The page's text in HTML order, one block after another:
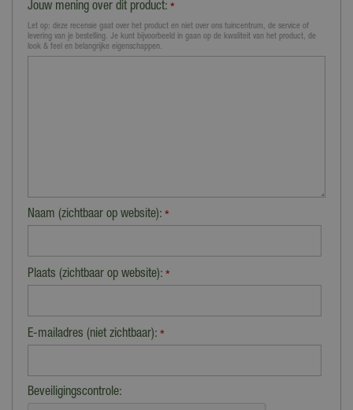
Jouw mening over dit product: *
Let op: deze recensie gaat over het product en niet over ons tuincentrum, de service of
levering van je bestelling. Je kunt bijvoorbeeld in gaan op de kwaliteit van het product, de
look & feel en belangrijke eigenschappen.
Naam (zichtbaar op website): *
Plaats (zichtbaar op website): *
E-mailadres (niet zichtbaar): *
Beveiligingscontrole: